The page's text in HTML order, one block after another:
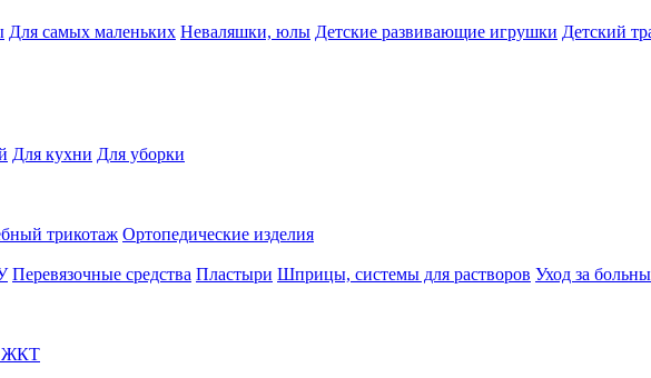
Для самых маленьких Неваляшки, юлы Детские развивающие игрушки Детский
Для кухни Для уборки
трикотаж Ортопедические изделия
Перевязочные средства Пластыри Шприцы, системы для растворов Уход за
ЖКТ